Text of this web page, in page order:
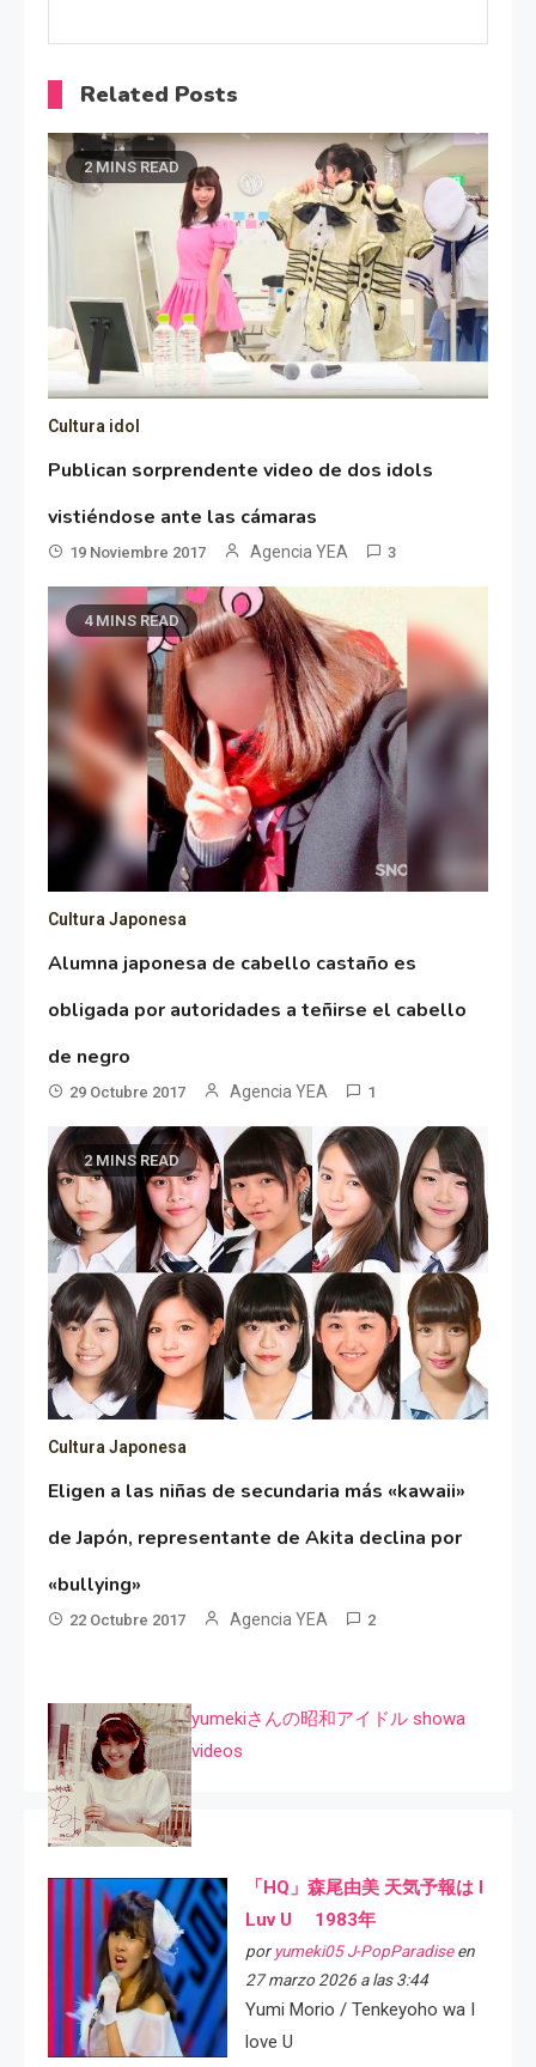
Related Posts
2 MINS READ
Cultura idol
Publican sorprendente video de dos idols
vistiéndose ante las cámaras
19 Noviembre 2017 Agencia YEA 3
4 MINS READ
Cultura Japonesa
Alumna japonesa de cabello castaño es
obligada por autoridades a teñirse el cabello
de negro
29 Octubre 2017 Agencia YEA 1
2 MINS READ
Cultura Japonesa
Eligen a las niñas de secundaria más «kawaii»
de Japón, representante de Akita declina por
«bullying»
22 Octubre 2017 Agencia YEA 2
yumekiさんの昭和アイドル showa
videos
「HQ」森尾由美 天気予報は I
Luv U 1983年
por yumeki05 J-PopParadiseen
27 marzo 2026 a las 3:44
Yumi Morio / Tenkeyoho wa I
love U